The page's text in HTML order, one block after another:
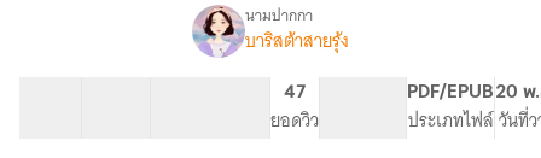
เรื่องHeartbeat
ใช่
นามปากกา
บาริสต้าสายรุ้ง
47
ยอดวิว
PDF/EPUB
ประเภทไฟล์
20 พ
วันที่